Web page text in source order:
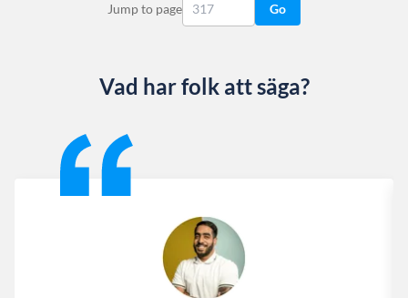
Jump to page Go
Vad har folk att säga?